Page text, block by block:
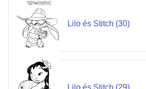
Lilo és Stitch (30)